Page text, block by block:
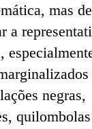
mas
a
negras,